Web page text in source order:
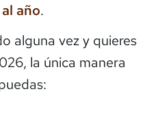
año.
alguna vez y quieres
la única manera